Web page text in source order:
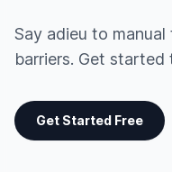
Say adieu to
barriers. Get started
Get Started Free